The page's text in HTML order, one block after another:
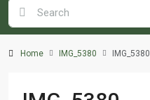
Home IMG_5380 IMG_5380